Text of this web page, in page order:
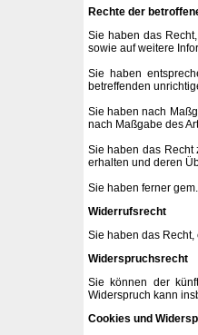
Rechte der
Sie haben das
sowie auf weitere
Sie haben
betreffenden
Sie haben nach
nach Maßgabe des
Sie haben das Recht
erhalten und deren
Sie haben ferner
Widerrufsrecht
Sie haben das Recht,
Widerspruchsrecht
Sie können der
Widerspruch kann
Cookies und